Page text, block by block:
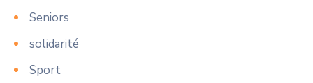
Seniors
solidarité
Sport